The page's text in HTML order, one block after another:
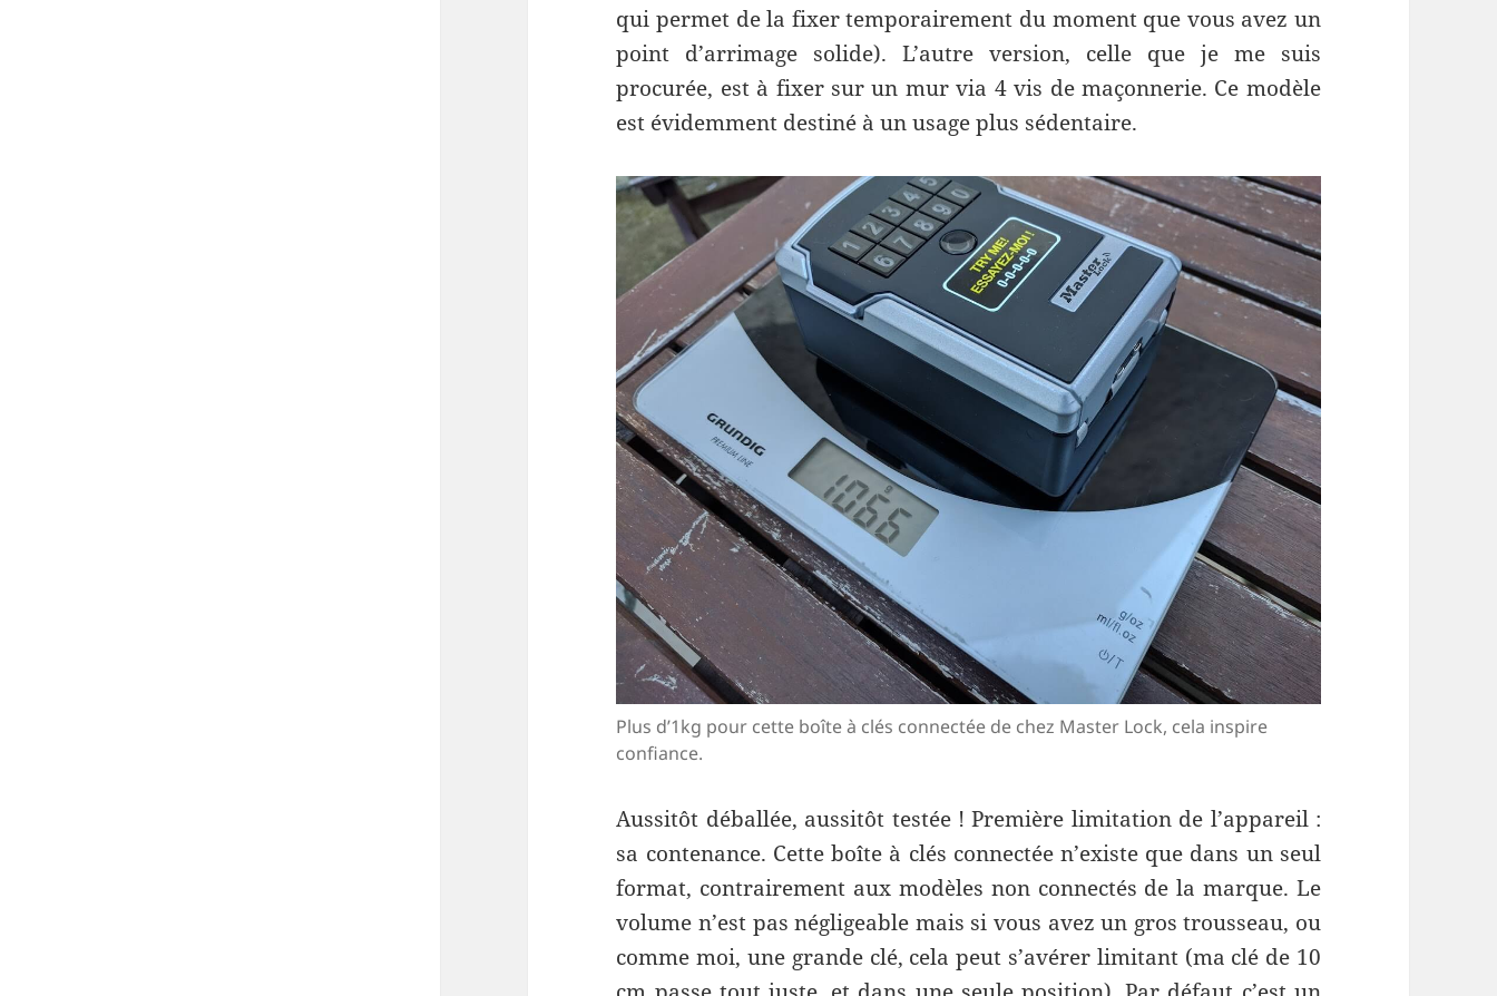
qui permet de la fixer temporairement du moment que vous avez un
point d’arrimage solide). L’autre version, celle que je me suis
procurée, est à fixer sur un mur via 4 vis de maçonnerie. Ce modèle
est évidemment destiné à un usage plus sédentaire.
Plus d’1kg pour cette boîte à clés connectée de chez Master Lock, cela inspire
confiance.
Aussitôt déballée, aussitôt testée ! Première limitation de l’appareil :
sa contenance. Cette boîte à clés connectée n’existe que dans un seul
format, contrairement aux modèles non connectés de la marque. Le
volume n’est pas négligeable mais si vous avez un gros trousseau, ou
comme moi, une grande clé, cela peut s’avérer limitant (ma clé de 10